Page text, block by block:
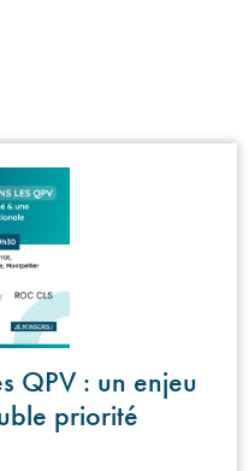
QPV : un enjeu
priorité